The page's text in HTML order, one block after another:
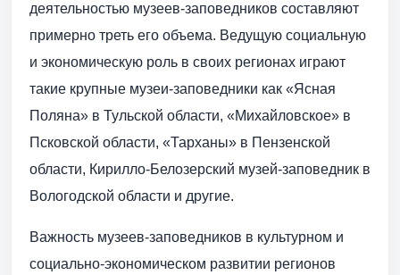
деятельностью музеев-заповедников составляют
примерно треть его объема. Ведущую социальную
и экономическую роль в своих регионах играют
такие крупные музеи-заповедники как «Ясная
Поляна» в Тульской области, «Михайловское» в
Псковской области, «Тарханы» в Пензенской
области, Кирилло-Белозерский музей-заповедник в
Вологодской области и другие.
Важность музеев-заповедников в культурном и
социально-экономическом развитии регионов